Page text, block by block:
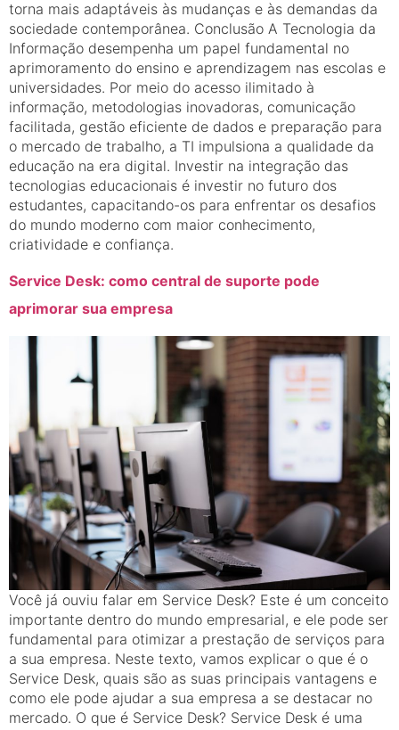
torna mais adaptáveis às mudanças e às demandas da
sociedade contemporânea. Conclusão A Tecnologia da
Informação desempenha um papel fundamental no
aprimoramento do ensino e aprendizagem nas escolas e
universidades. Por meio do acesso ilimitado à
informação, metodologias inovadoras, comunicação
facilitada, gestão eficiente de dados e preparação para
o mercado de trabalho, a TI impulsiona a qualidade da
educação na era digital. Investir na integração das
tecnologias educacionais é investir no futuro dos
estudantes, capacitando-os para enfrentar os desafios
do mundo moderno com maior conhecimento,
criatividade e confiança.
Service Desk: como central de suporte pode
aprimorar sua empresa
Você já ouviu falar em Service Desk? Este é um conceito
importante dentro do mundo empresarial, e ele pode ser
fundamental para otimizar a prestação de serviços para
a sua empresa. Neste texto, vamos explicar o que é o
Service Desk, quais são as suas principais vantagens e
como ele pode ajudar a sua empresa a se destacar no
mercado. O que é Service Desk? Service Desk é uma